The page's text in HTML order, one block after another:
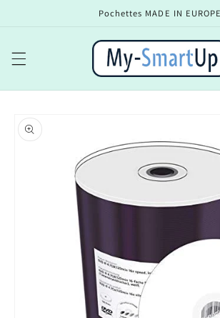
Pochettes MADE IN EUROPE
directamente
a la
información